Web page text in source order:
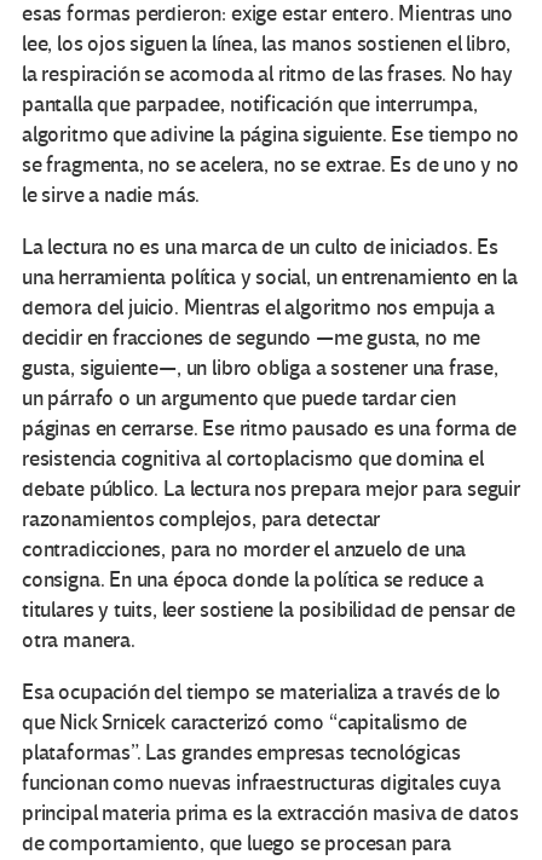
esas formas perdieron: exige estar entero. Mientras uno
lee, los ojos siguen la línea, las manos sostienen el libro,
la respiración se acomoda al ritmo de las frases. No hay
pantalla que parpadee, notificación que interrumpa,
algoritmo que adivine la página siguiente. Ese tiempo no
se fragmenta, no se acelera, no se extrae. Es de uno y no
le sirve a nadie más.
La lectura no es una marca de un culto de iniciados. Es
una herramienta política y social, un entrenamiento en la
demora del juicio. Mientras el algoritmo nos empuja a
decidir en fracciones de segundo —me gusta, no me
gusta, siguiente—, un libro obliga a sostener una frase,
un párrafo o un argumento que puede tardar cien
páginas en cerrarse. Ese ritmo pausado es una forma de
resistencia cognitiva al cortoplacismo que domina el
debate público. La lectura nos prepara mejor para seguir
razonamientos complejos, para detectar
contradicciones, para no morder el anzuelo de una
consigna. En una época donde la política se reduce a
titulares y tuits, leer sostiene la posibilidad de pensar de
otra manera.
Esa ocupación del tiempo se materializa a través de lo
que Nick Srnicek caracterizó como “capitalismo de
plataformas”. Las grandes empresas tecnológicas
funcionan como nuevas infraestructuras digitales cuya
principal materia prima es la extracción masiva de datos
de comportamiento, que luego se procesan para